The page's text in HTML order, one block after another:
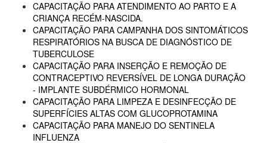
CAPACITAÇÃO PARA ATENDIMENTO AO PARTO E A
CRIANÇA RECÉM-NASCIDA.
CAPACITAÇÃO PARA CAMPANHA DOS SINTOMÁTICOS
RESPIRATÓRIOS NA BUSCA DE DIAGNÓSTICO DE
TUBERCULOSE
CAPACITAÇÃO PARA INSERÇÃO E REMOÇÃO DE
CONTRACEPTIVO REVERSÍVEL DE LONGA DURAÇÃO
- IMPLANTE SUBDÉRMICO HORMONAL
CAPACITAÇÃO PARA LIMPEZA E DESINFECÇÃO DE
SUPERFÍCIES ALTAS COM GLUCOPROTAMINA
CAPACITAÇÃO PARA MANEJO DO SENTINELA
INFLUENZA